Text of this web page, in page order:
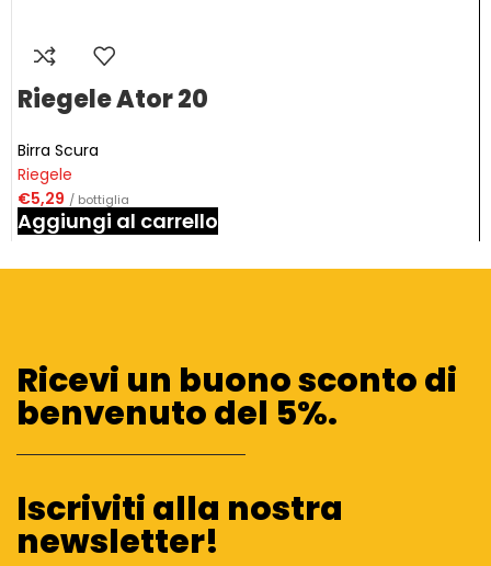
Riegele Ator 20
Birra Scura
Riegele
€5,29 / bottiglia
Aggiungi al carrello
Ricevi un buono sconto di
benvenuto del 5%.
Iscriviti alla nostra
newsletter!